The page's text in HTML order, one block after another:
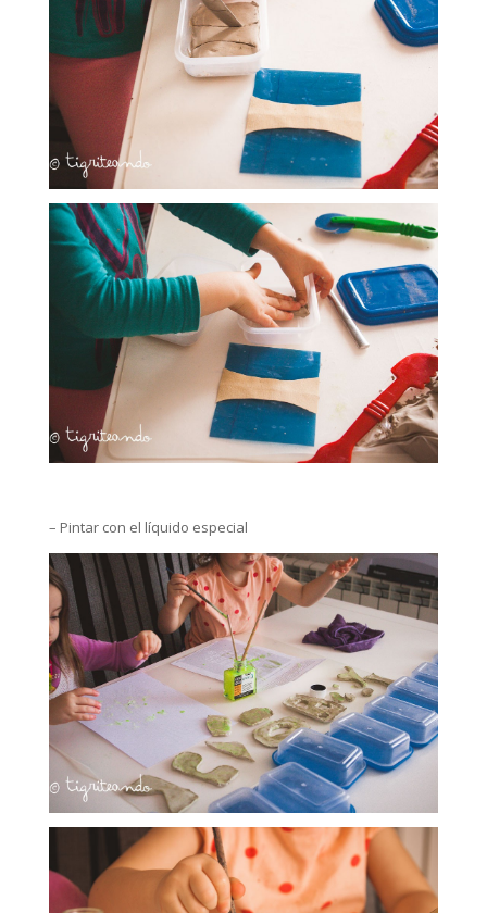
– Pintar con el líquido especial